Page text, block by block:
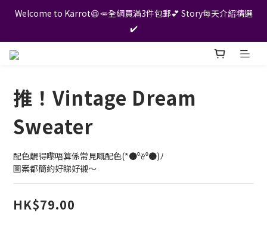
Welcome to Karrot😆🥕全網買滿3件包郵💕 Story每天介紹精選
✔️
推！Vintage Dream
Sweater
配色靚得嚟唔算係常見嘅配色(*●⁰ꈊ⁰●)ﾉ
圖案都簡約好睇好襯～
HK$79.00